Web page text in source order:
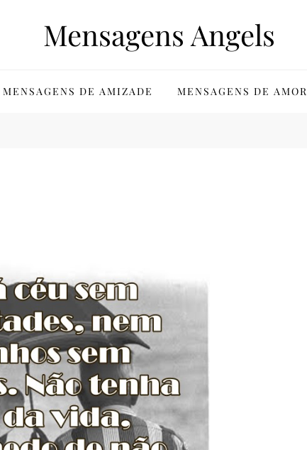
Mensagens Angels
MENSAGENS DE AMIZADE MENSAGENS DE AMOR